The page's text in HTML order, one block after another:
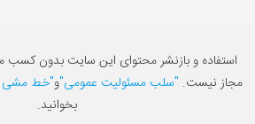
استفاده و بازنشر محتوای این سایت بدون کسب
مجاز نیست. "سلب مسئولیت عمومی"و"خط مشی
بخوانید.